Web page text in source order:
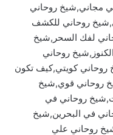
مجاني,شيخ روحاني
روحاني للكشف
لفك السحر,شيخ
روحاني
روحاني كويتي,كيف تكون
روحاني قوي,شيخ
روحاني في
في البحرين,شيخ
روحاني علي